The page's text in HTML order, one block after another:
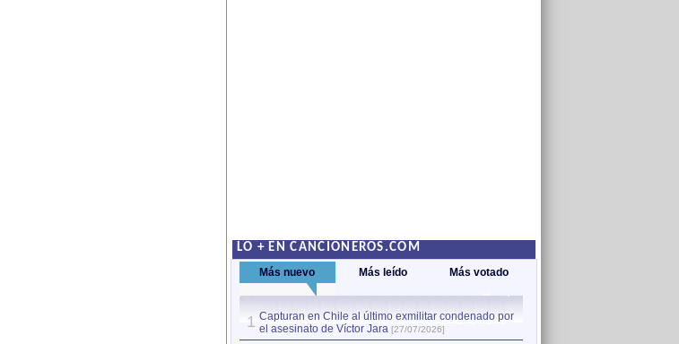
LO + EN CANCIONEROS.COM
Más nuevo Más leído Más votado
1 Capturan en Chile al último exmilitar condenado por
el asesinato de Víctor Jara [27/07/2026]